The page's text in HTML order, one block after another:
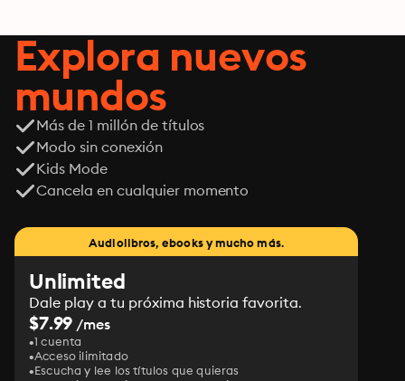
Explora nuevos
mundos
Más de 1 millón de títulos
Modo sin conexión
Kids Mode
Cancela en cualquier momento
Audiolibros, ebooks y mucho más.
Unlimited
Dale play a tu próxima historia favorita.
$7.99 /mes
1 cuenta
Acceso ilimitado
Escucha y lee los títulos que quieras